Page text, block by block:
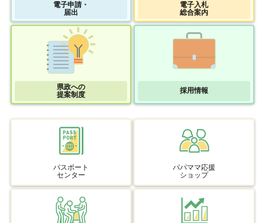
電子申請・
届出
電子入札
総合案内
県政への
提案制度
採用情報
パスポート
センター
パパママ応援
ショップ